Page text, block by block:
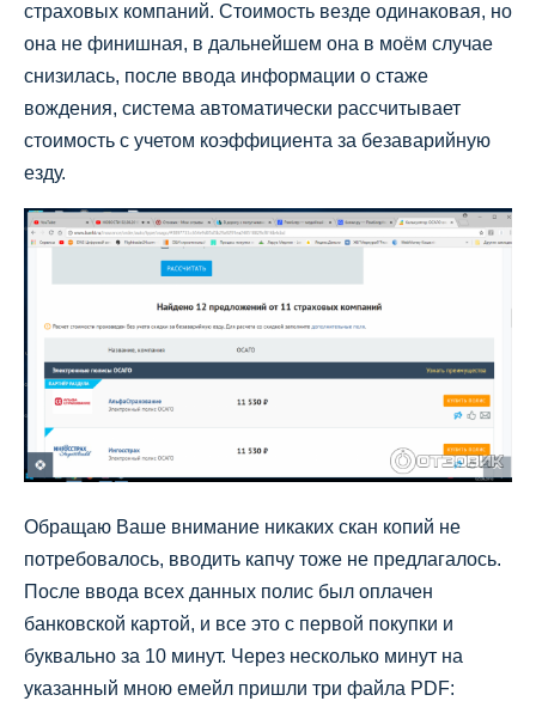
страховых компаний. Стоимость везде одинаковая, но
она не финишная, в дальнейшем она в моём случае
снизилась, после ввода информации о стаже
вождения, система автоматически рассчитывает
стоимость с учетом коэффициента за безаварийную
езду.
Обращаю Ваше внимание никаких скан копий не
потребовалось, вводить капчу тоже не предлагалось.
После ввода всех данных полис был оплачен
банковской картой, и все это с первой покупки и
буквально за 10 минут. Через несколько минут на
указанный мною емейл пришли три файла PDF: